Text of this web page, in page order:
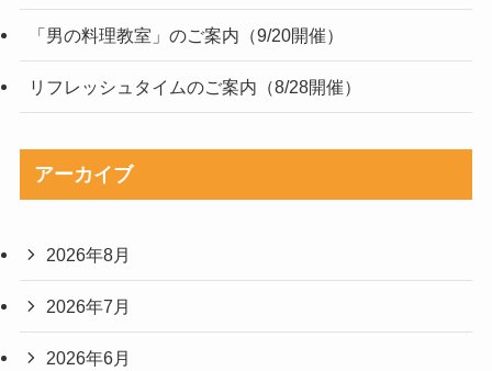
「男の料理教室」のご案内（9/20開催）
リフレッシュタイムのご案内（8/28開催）
アーカイブ
2026年8月
2026年7月
2026年6月